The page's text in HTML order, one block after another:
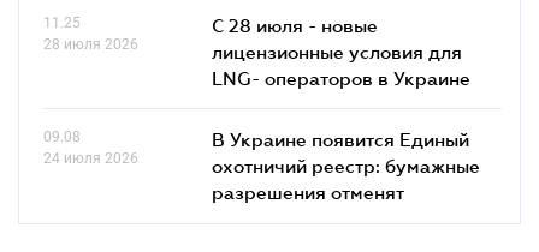
11.25
28 июля 2026
С 28 июля - новые
лицензионные условия для
LNG- операторов в Украине
09.08
24 июля 2026
В Украине появится Единый
охотничий реестр: бумажные
разрешения отменят